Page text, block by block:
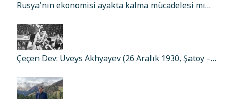
Rusya'nın ekonomisi ayakta kalma mücadelesi mı…
Çeçen Dev: Üveys Akhyayev (26 Aralık 1930, Şatoy –…